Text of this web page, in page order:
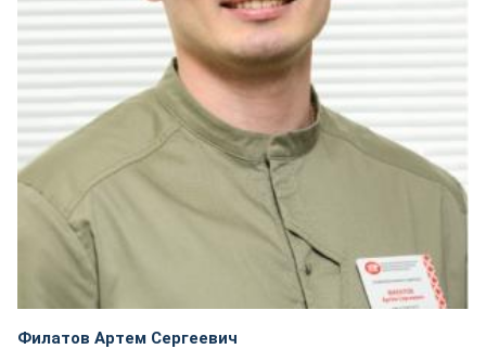
Филатов Артем Сергеевич